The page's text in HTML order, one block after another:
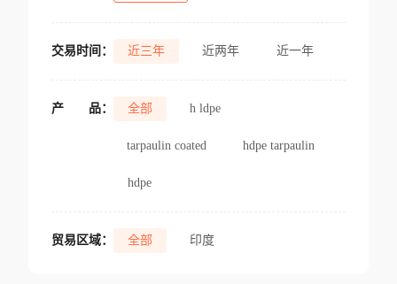
交易时间： 近三年 近两年 近一年
产 品： 全部 h ldpe
tarpaulin coated hdpe tarpaulin
hdpe
贸易区域： 全部 印度